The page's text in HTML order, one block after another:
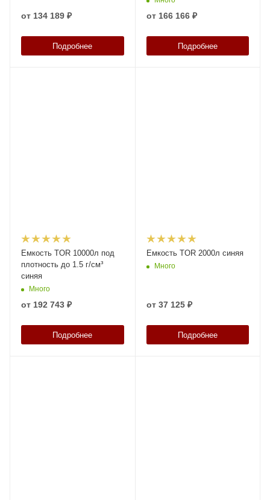
от 134 189 ₽
Подробнее
от 166 166 ₽
Подробнее
Емкость TOR 10000л под
плотность до 1.5 г/см³
синяя
Много
от 192 743 ₽
Подробнее
Емкость TOR 2000л синяя
Много
от 37 125 ₽
Подробнее